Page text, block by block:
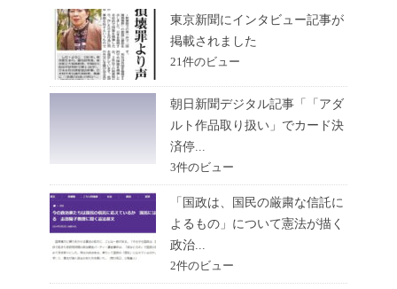
東京新聞にインタビュー記事が
掲載されました
21件のビュー
朝日新聞デジタル記事「「アダ
ルト作品取り扱い」でカード決
済停...
3件のビュー
「国政は、国民の厳粛な信託に
よるもの」について憲法が描く
政治...
2件のビュー